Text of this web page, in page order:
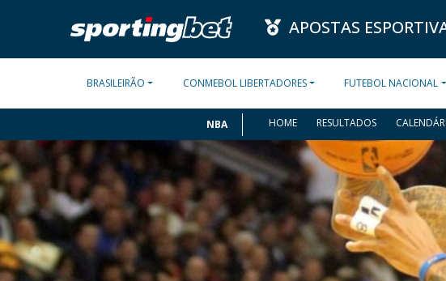
APOSTAS
BRASILEIRÃO CONMEBOL LIBERTADORES FUTEBOL NACIONAL
NBA HOME RESULTADOS